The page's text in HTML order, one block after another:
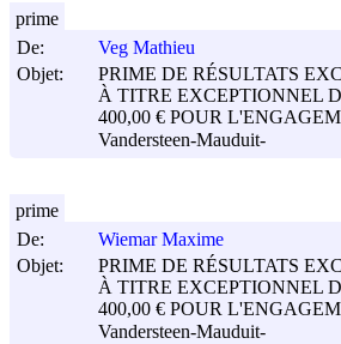
De:
Veg Mathieu
Objet:
PRIME DE RÉSULTATS
À TITRE EXCEPTIONNEL
400,00 € POUR
Vandersteen-Mauduit-
prime
De:
Wiemar Maxime
Objet:
PRIME DE RÉSULTATS
À TITRE EXCEPTIONNEL
400,00 € POUR
Vandersteen-Mauduit-
prime